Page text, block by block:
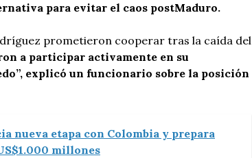
para evitar el caos postMaduro.
prometieron cooperar tras la caída del
a participar activamente en su
explicó un funcionario sobre la posición
nueva etapa con Colombia y prepara
millones